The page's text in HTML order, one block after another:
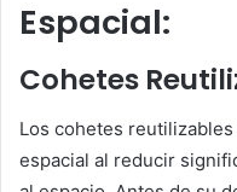
Espacial:
Cohetes
Los cohetes
espacial al reducir